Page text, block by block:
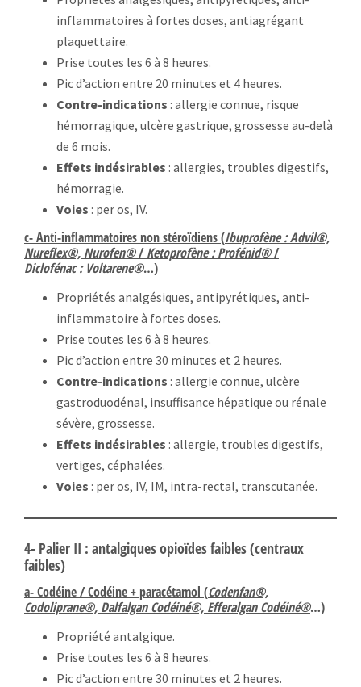
inflammatoires à fortes doses, antiagrégant
plaquettaire.
Prise toutes les 6 à 8 heures.
Pic d’action entre 20 minutes et 4 heures.
Contre-indications : allergie connue, risque
hémorragique, ulcère gastrique, grossesse au-delà
de 6 mois.
Effets indésirables : allergies, troubles digestifs,
hémorragie.
Voies : per os, IV.
c- Anti-inflammatoires non stéroïdiens (Ibuprofène : Advil®,
Nureflex®, Nurofen®/Ketoprofène : Profénid®/
Diclofénac : Voltarene®…)
Propriétés analgésiques, antipyrétiques, anti-
inflammatoire à fortes doses.
Prise toutes les 6 à 8 heures.
Pic d’action entre 30 minutes et 2 heures.
Contre-indications : allergie connue, ulcère
gastroduodénal, insuffisance hépatique ou rénale
sévère, grossesse.
Effets indésirables : allergie, troubles digestifs,
vertiges, céphalées.
Voies : per os, IV, IM, intra-rectal, transcutanée.
4- Palier II : antalgiques opioïdes faibles (centraux
faibles)
a- Codéine / Codéine + paracétamol (Codenfan®,
Codoliprane®, Dalfalgan Codéiné®, Efferalgan Codéiné®…)
Propriété antalgique.
Prise toutes les 6 à 8 heures.
Pic d’action entre 30 minutes et 2 heures.